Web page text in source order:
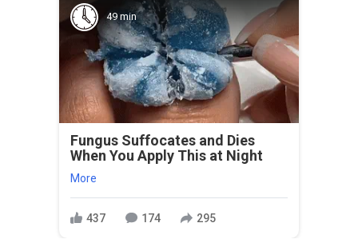
49 min
Fungus Suffocates and Dies
When You Apply This at Night
More
437 174 295